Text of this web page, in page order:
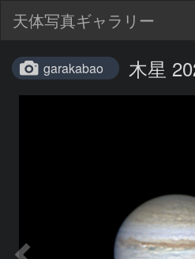
天体写真ギャラリー
garakabao 木星